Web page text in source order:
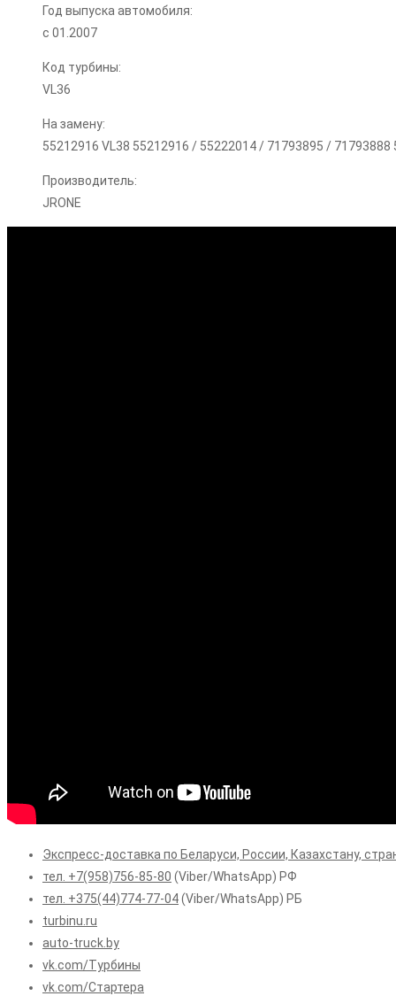
Год выпуска автомобиля:
с 01.2007
Код турбины:
VL36
На замену:
55212916 VL38 55212916 / 55222014 / 71793895 / 71793888
Производитель:
JRONE
Экспресс-доставка по Беларуси, России, Казахстану,
тел. +7(958)756-85-80 (Viber/WhatsApp) РФ
тел. +375(44)774-77-04(Viber/WhatsApp) РБ
turbinu.ru
auto-truck.by
vk.com/Турбины
vk.com/Стартера